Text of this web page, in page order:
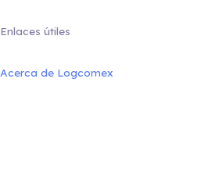
Enlaces útiles
Acerca de Logcomex